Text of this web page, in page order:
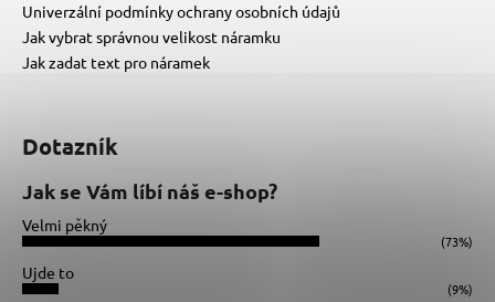
Univerzální podmínky ochrany osobních údajů
Jak vybrat správnou velikost náramku
Jak zadat text pro náramek
Dotazník
Jak se Vám líbí náš e-shop?
Velmi pěkný
(73%)
Ujde to
(9%)